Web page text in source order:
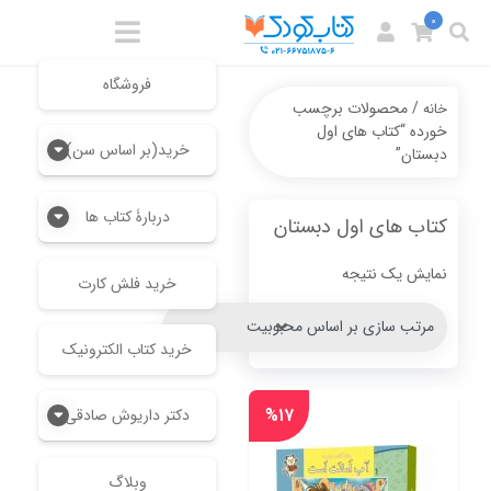
فروشگاه
خرید(بر اساس سن)
دربارۀ کتاب ها
خرید فلش کارت
خرید کتاب الکترونیک
دکتر داریوش صادقی
وبلاگ
0
خانه/ محصولات برچسب
خورده “کتاب های اول
دبستان”
کتاب های اول دبستان
نمایش یک نتیجه
%۱۷